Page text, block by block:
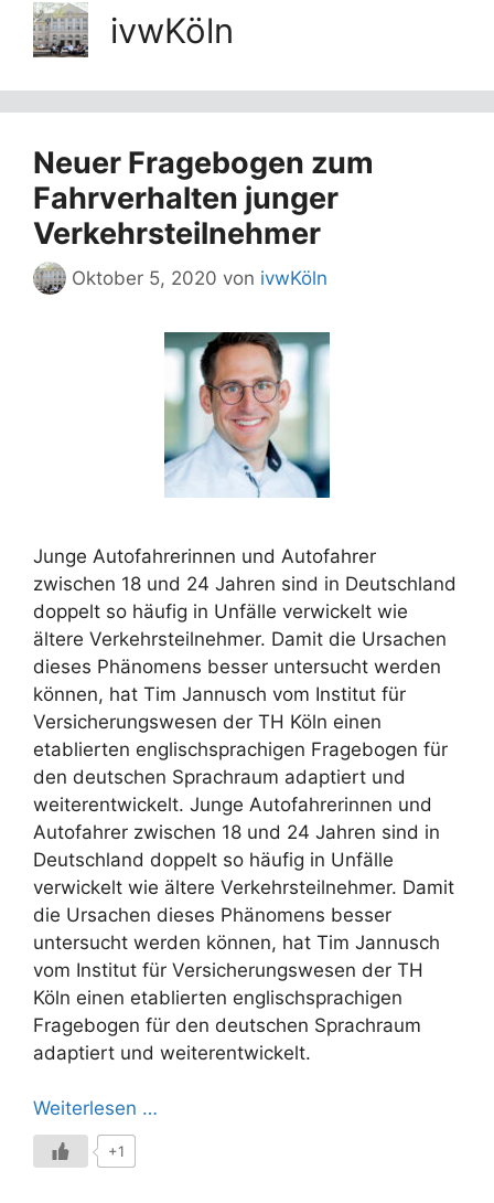
ivwKöln
Neuer Fragebogen zum
Fahrverhalten junger
Verkehrsteilnehmer
Oktober 5, 2020 von ivwKöln
Junge Autofahrerinnen und Autofahrer
zwischen 18 und 24 Jahren sind in Deutschland
doppelt so häufig in Unfälle verwickelt wie
ältere Verkehrsteilnehmer. Damit die Ursachen
dieses Phänomens besser untersucht werden
können, hat Tim Jannusch vom Institut für
Versicherungswesen der TH Köln einen
etablierten englischsprachigen Fragebogen für
den deutschen Sprachraum adaptiert und
weiterentwickelt. Junge Autofahrerinnen und
Autofahrer zwischen 18 und 24 Jahren sind in
Deutschland doppelt so häufig in Unfälle
verwickelt wie ältere Verkehrsteilnehmer. Damit
die Ursachen dieses Phänomens besser
untersucht werden können, hat Tim Jannusch
vom Institut für Versicherungswesen der TH
Köln einen etablierten englischsprachigen
Fragebogen für den deutschen Sprachraum
adaptiert und weiterentwickelt.
Weiterlesen …
+1